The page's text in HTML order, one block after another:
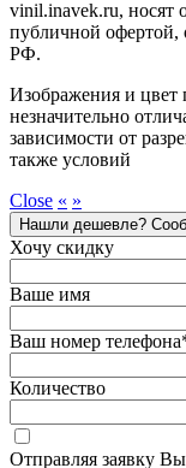
vinil.inavek.ru, носят
публичной офертой,
РФ.
Изображения и цвет
незначительно
зависимости от
также условий
Close « »
Нашли дешевле?
Хочу скидку
Ваше имя
Ваш номер телефона
Количество
Отправляя заявку